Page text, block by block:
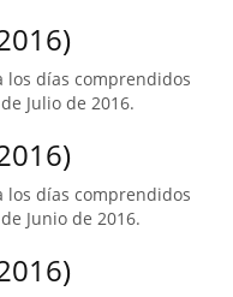
los días comprendidos
Julio de 2016.
los días comprendidos
Junio de 2016.